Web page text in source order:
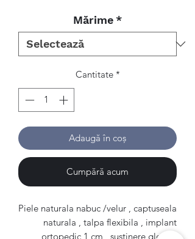
Mărime *
Cantitate *
Adaugă în coș
Cumpără acum
Piele naturala nabuc /velur , captuseala
naturala , talpa flexibila , implant
ortopedic 1 cm , sustinere glezna.